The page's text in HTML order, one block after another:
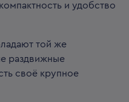
и удобство
той же
раздвижные
своё крупное